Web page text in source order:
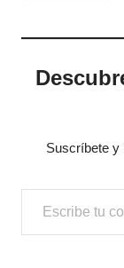
Suscríbete y
Escribe tu correo electrónico…